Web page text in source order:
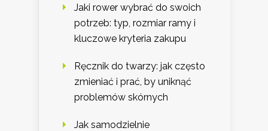
Jaki rower wybrać do swoich
potrzeb: typ, rozmiar ramy i
kluczowe kryteria zakupu
Ręcznik do twarzy: jak często
zmieniać i prać, by uniknąć
problemów skórnych
Jak samodzielnie